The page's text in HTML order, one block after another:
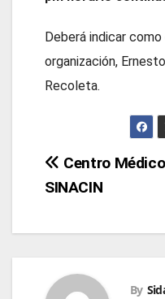
Deberá indicar
organización,
Recoleta.
Navegación
de
entradas
Centro Médico
SINACIN
By